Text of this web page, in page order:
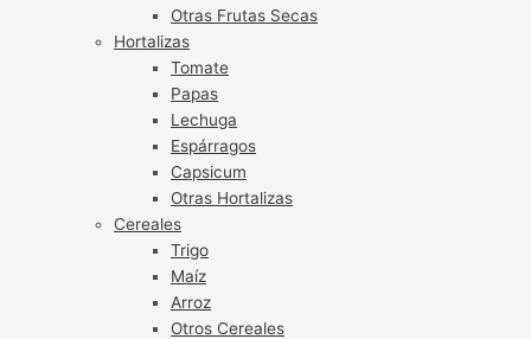
Otras Frutas Secas
Hortalizas
Tomate
Papas
Lechuga
Espárragos
Capsicum
Otras Hortalizas
Cereales
Trigo
Maíz
Arroz
Otros Cereales